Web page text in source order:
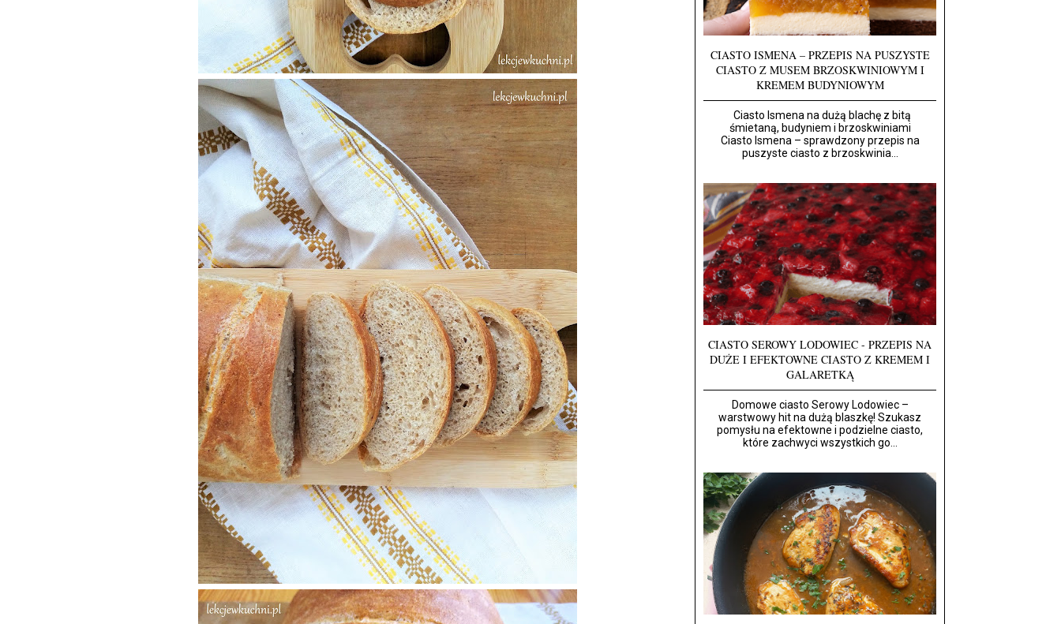
CIASTO ISMENA – PRZEPIS NA PUSZYSTE
CIASTO Z MUSEM BRZOSKWINIOWYM I
KREMEM BUDYNIOWYM
Ciasto Ismena na dużą blachę z bitą
śmietaną, budyniem i brzoskwiniami
Ciasto Ismena – sprawdzony przepis na
puszyste ciasto z brzoskwinia...
CIASTO SEROWY LODOWIEC - PRZEPIS NA
DUŻE I EFEKTOWNE CIASTO Z KREMEM I
GALARETKĄ
Domowe ciasto Serowy Lodowiec –
warstwowy hit na dużą blaszkę! Szukasz
pomysłu na efektowne i podzielne ciasto,
które zachwyci wszystkich go...